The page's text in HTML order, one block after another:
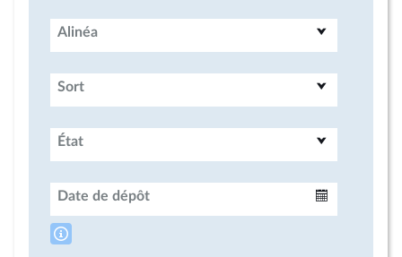
Alinéa
Sort
État
Date de dépôt